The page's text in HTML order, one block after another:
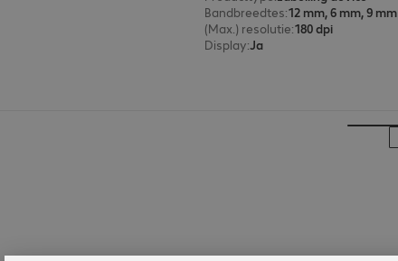
Bandbreedtes:12 mm, 6 mm, 9 mm
(Max.) resolutie:180 dpi
Display:Ja